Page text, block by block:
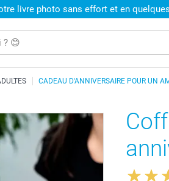
livre photo sans effort et en
CADEAU D'ANNIVERSAIRE POUR UN